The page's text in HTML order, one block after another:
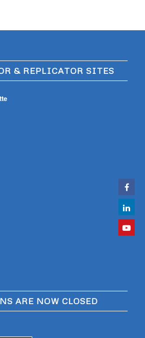
& REPLICATOR SITES
ARE NOW CLOSED